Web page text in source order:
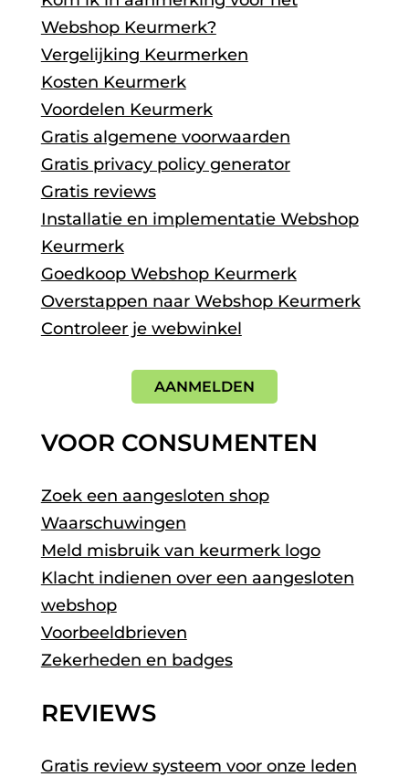
Webshop Keurmerk?
Vergelijking Keurmerken
Kosten Keurmerk
Voordelen Keurmerk
Gratis algemene voorwaarden
Gratis privacy policy generator
Gratis reviews
Installatie en implementatie Webshop
Keurmerk
Goedkoop Webshop Keurmerk
Overstappen naar Webshop Keurmerk
Controleer je webwinkel
AANMELDEN
VOOR CONSUMENTEN
Zoek een aangesloten shop
Waarschuwingen
Meld misbruik van keurmerk logo
Klacht indienen over een aangesloten
webshop
Voorbeeldbrieven
Zekerheden en badges
REVIEWS
Gratis review systeem voor onze leden